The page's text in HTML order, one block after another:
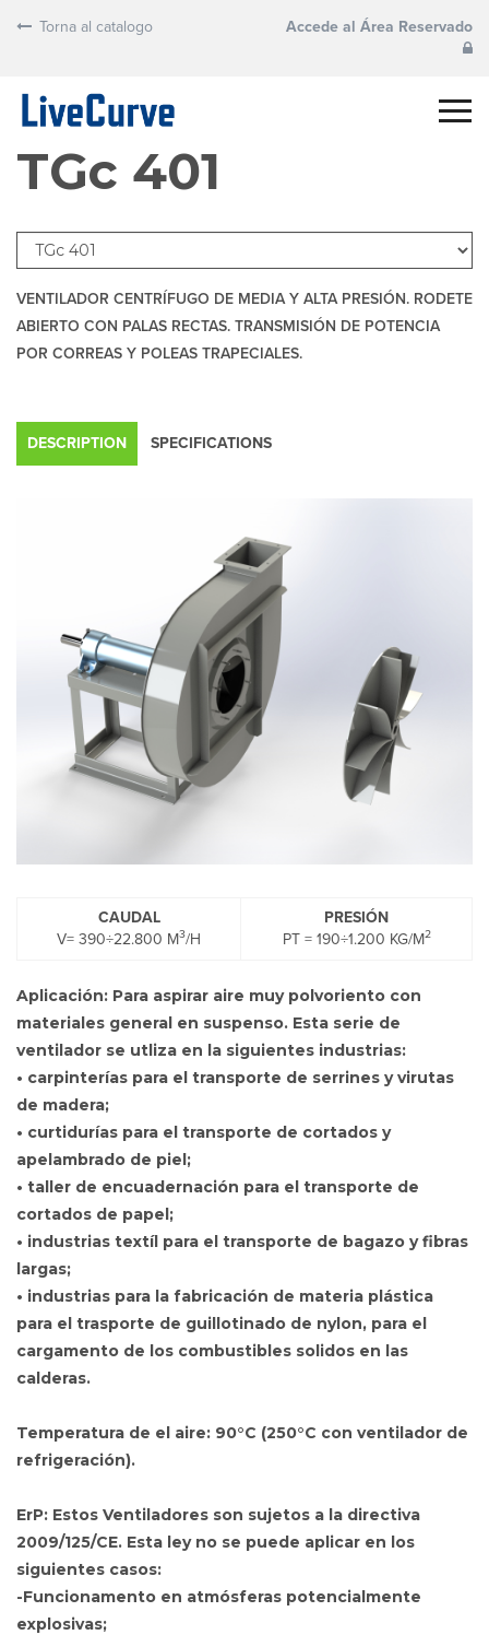
Torna al catalogo Accede al Área Reservado
TGc 401
VENTILADOR CENTRÍFUGO DE MEDIA Y ALTA PRESIÓN. RODETE
ABIERTO CON PALAS RECTAS. TRANSMISIÓN DE POTENCIA
POR CORREAS Y POLEAS TRAPECIALES.
DESCRIPTION SPECIFICATIONS
CAUDAL
V= 390÷22.800 M3/H
PRESIÓN
PT = 190÷1.200 KG/M2
Aplicación: Para aspirar aire muy polvoriento con
materiales general en suspenso. Esta serie de
ventilador se utliza en la siguientes industrias:
• carpinterías para el transporte de serrines y virutas
de madera;
• curtidurías para el transporte de cortados y
apelambrado de piel;
• taller de encuadernación para el transporte de
cortados de papel;
• industrias textíl para el transporte de bagazo y fibras
largas;
• industrias para la fabricación de materia plástica
para el trasporte de guillotinado de nylon, para el
cargamento de los combustibles solidos en las
calderas.
Temperatura de el aire: 90°C (250°C con ventilador de
refrigeración).
ErP: Estos Ventiladores son sujetos a la directiva
2009/125/CE. Esta ley no se puede aplicar en los
siguientes casos:
-Funcionamento en atmósferas potencialmente
explosivas;